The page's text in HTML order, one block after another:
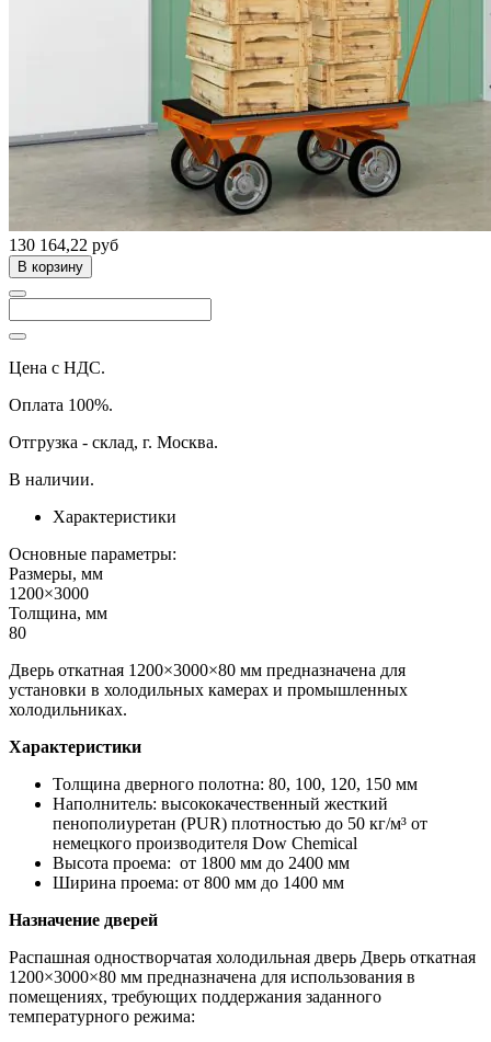
130 164,22 руб
В корзину
Цена с НДС.
Оплата 100%.
Отгрузка - склад, г. Москва.
В наличии.
Характеристики
Основные параметры:
Размеры, мм
1200×3000
Толщина, мм
80
Дверь откатная 1200×3000×80 мм предназначена для
установки в холодильных камерах и промышленных
холодильниках.
Характеристики
Толщина дверного полотна: 80, 100, 120, 150 мм
Наполнитель: высококачественный жесткий
пенополиуретан (PUR) плотностью до 50 кг/м³ от
немецкого производителя Dow Chemiсal
Высота проема: от 1800 мм до 2400 мм
Ширина проема: от 800 мм до 1400 мм
Назначение дверей
Распашная одностворчатая холодильная дверь Дверь откатная
1200×3000×80 мм предназначена для использования в
помещениях, требующих поддержания заданного
температурного режима: